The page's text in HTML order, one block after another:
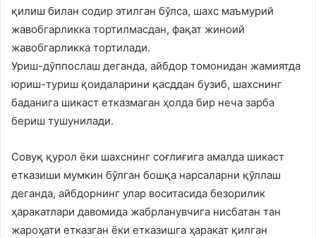
қилиш билан содир этилган бўлса, шахс маъмурий
жавобгарликка тортилмасдан, фақат жиноий
жавобгарликка тортилади.
Уриш-дўппослаш деганда, айбдор томонидан жамиятда
юриш-туриш қоидаларини қасддан бузиб, шахснинг
баданига шикаст етказмаган ҳолда бир неча зарба
бериш тушунилади.
Совуқ қурол ёки шахснинг соғлиғига амалда шикаст
етказиши мумкин бўлган бошқа нарсаларни қўллаш
деганда, айбдорнинг улар воситасида безорилик
ҳаракатлари давомида жабрланувчига нисбатан тан
жароҳати етказган ёки етказишга ҳаракат қилган